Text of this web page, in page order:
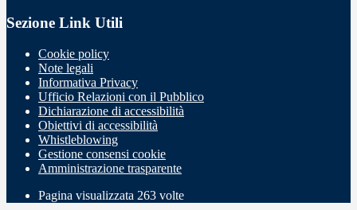
Sezione Link Utili
Cookie policy
Note legali
Informativa Privacy
Ufficio Relazioni con il Pubblico
Dichiarazione di accessibilità
Obiettivi di accessibilità
Whistleblowing
Gestione consensi cookie
Amministrazione trasparente
Pagina visualizzata 263 volte